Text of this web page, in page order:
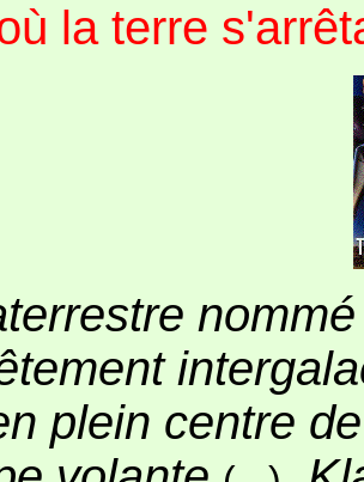
la terre
plein centre